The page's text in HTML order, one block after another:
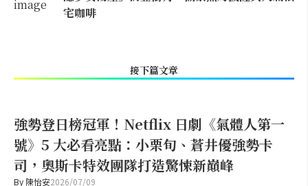
宅咖啡
接下篇文章
強勢登日榜冠軍！Netflix 日劇《氣體人第一
號》5 大必看亮點：小栗旬、蒼井優強勢卡
司，奧斯卡特效團隊打造驚悚新巔峰
By 陳怡安2026/07/09